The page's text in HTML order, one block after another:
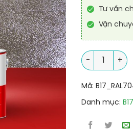
Tư vấn
Vận
Sơn sàn
Mã:
Danh mục: B17